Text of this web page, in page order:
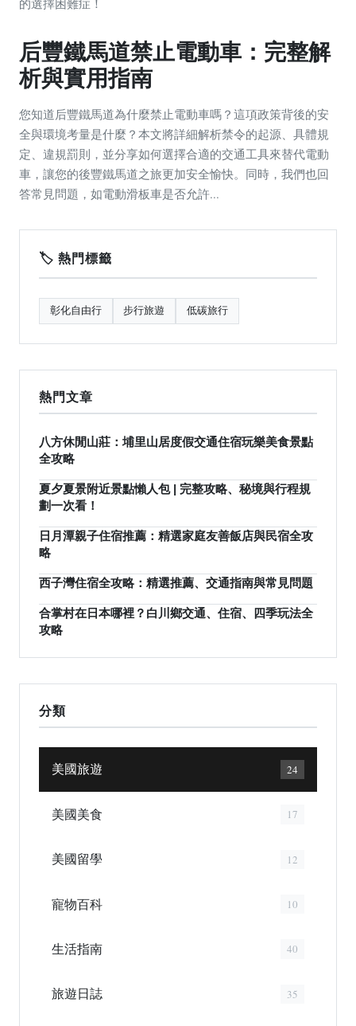
的選擇困難症！
后豐鐵馬道禁止電動車：完整解
析與實用指南
您知道后豐鐵馬道為什麼禁止電動車嗎？這項政策背後的安
全與環境考量是什麼？本文將詳細解析禁令的起源、具體規
定、違規罰則，並分享如何選擇合適的交通工具來替代電動
車，讓您的後豐鐵馬道之旅更加安全愉快。同時，我們也回
答常見問題，如電動滑板車是否允許...
🏷️ 熱門標籤
彰化自由行 步行旅遊 低碳旅行
熱門文章
八方休閒山莊：埔里山居度假交通住宿玩樂美食景點
全攻略
夏夕夏景附近景點懶人包 | 完整攻略、秘境與行程規
劃一次看！
日月潭親子住宿推薦：精選家庭友善飯店與民宿全攻
略
西子灣住宿全攻略：精選推薦、交通指南與常見問題
合掌村在日本哪裡？白川鄉交通、住宿、四季玩法全
攻略
分類
美國旅遊 24
美國美食 17
美國留學 12
寵物百科 10
生活指南 40
旅遊日誌 35